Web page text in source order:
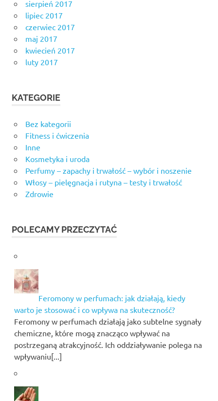
sierpień 2017
lipiec 2017
czerwiec 2017
maj 2017
kwiecień 2017
luty 2017
KATEGORIE
Bez kategorii
Fitness i ćwiczenia
Inne
Kosmetyka i uroda
Perfumy – zapachy i trwałość – wybór i noszenie
Włosy – pielęgnacja i rutyna – testy i trwałość
Zdrowie
POLECAMY PRZECZYTAĆ
Feromony w perfumach: jak działają, kiedy
warto je stosować i co wpływa na skuteczność?
Feromony w perfumach działają jako subtelne sygnały
chemiczne, które mogą znacząco wpływać na
postrzeganą atrakcyjność. Ich oddziaływanie polega na
wpływaniu[...]